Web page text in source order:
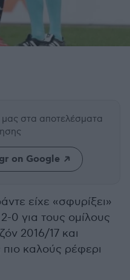
μας στα αποτελέσματα
on Google
είχε «σφυρίξει»
2-0 για τους ομίλους
2016/17 και
καλούς ρέφερι